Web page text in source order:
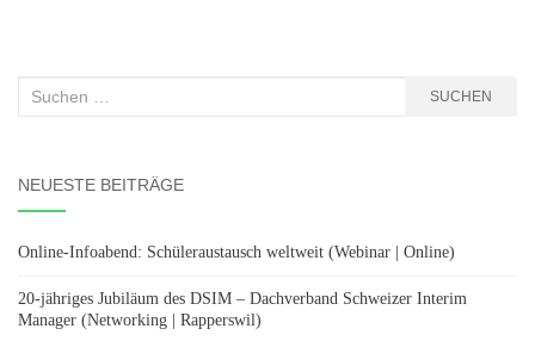
Suchen
SUCHEN
NEUESTE BEITRÄGE
Online-Infoabend: Schüleraustausch weltweit (Webinar | Online)
20-jähriges Jubiläum des DSIM – Dachverband Schweizer Interim
Manager (Networking | Rapperswil)